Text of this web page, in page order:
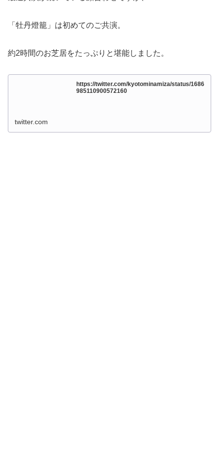
「牡丹燈籠」は初めてのご共演。
約2時間のお芝居をたっぷりと堪能しました。
https://twitter.com/kyotominamiza/status/1686
985110900572160
twitter.com